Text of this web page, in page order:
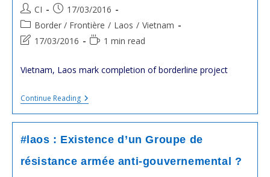
Congrès
PCL
En
Janvier
Post
author:
CI
Post
published:
17/03/2016
Post
category:
Border / Frontière / Laos / Vietnam
Post
modified:
17/03/2016
Reading1 min read
Vietnam, Laos mark completion of borderline project
Continue Reading#laos
#vietnam
:
Complète
De
Frontière
#laos : Existence d’un Groupe de
résistance armée anti-gouvernemental ?